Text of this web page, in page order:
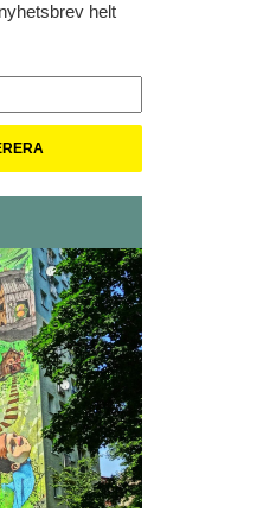
helt